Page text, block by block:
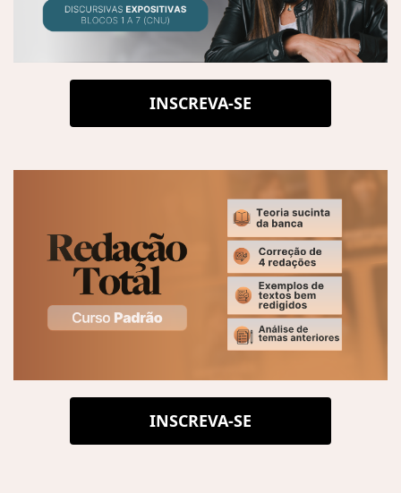
INSCREVA-SE
INSCREVA-SE